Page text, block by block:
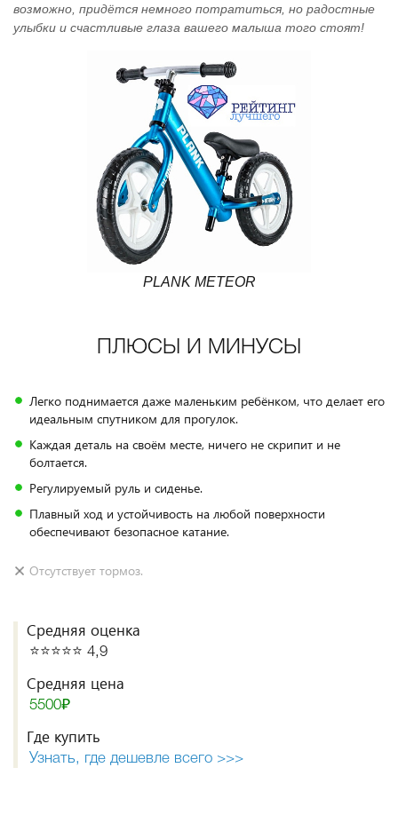
возможно, придётся немного потратиться, но радостные
улыбки и счастливые глаза вашего малыша того стоят!
PLANK METEOR
ПЛЮСЫ И МИНУСЫ
Легко поднимается даже маленьким ребёнком, что делает его
идеальным спутником для прогулок.
Каждая деталь на своём месте, ничего не скрипит и не
болтается.
Регулируемый руль и сиденье.
Плавный ход и устойчивость на любой поверхности
обеспечивают безопасное катание.
Отсутствует тормоз.
Средняя оценка
⭐️⭐️⭐️⭐️⭐️ 4,9
Средняя цена
5500₽
Где купить
Узнать, где дешевле всего >>>